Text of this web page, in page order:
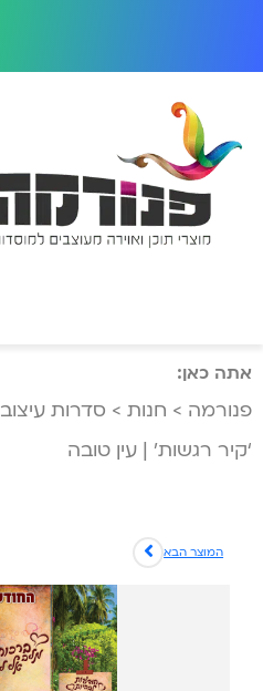
אתה כאן:
פנורמה > חנות > סדרות עיצוב
‘קיר רגשות’ | עין טובה
המוצר הבא